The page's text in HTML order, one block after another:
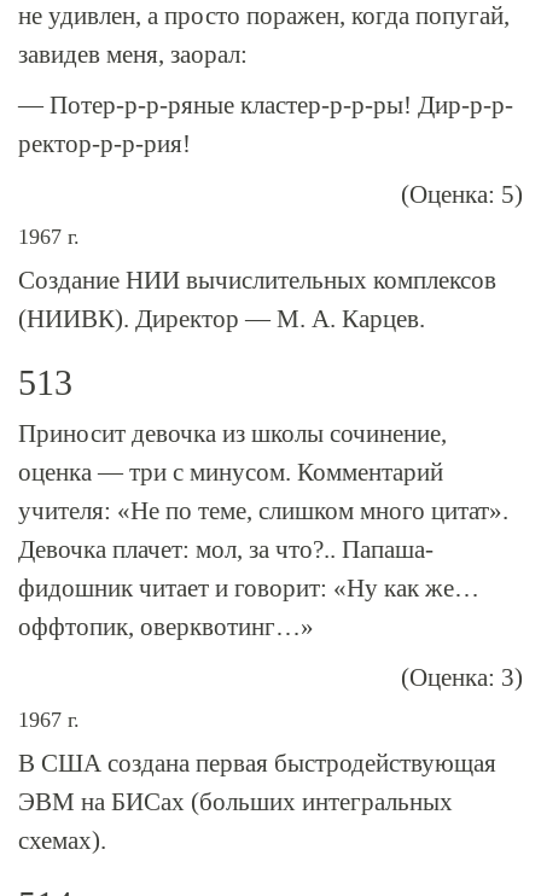
не удивлен, а просто поражен, когда попугай,
завидев меня, заорал:
— Потер-р-р-ряные кластер-р-р-ры! Дир-р-р-
ректор-р-р-рия!
(Оценка: 5)
1967 г.
Создание НИИ вычислительных комплексов
(НИИВК). Директор — М. А. Карцев.
513
Приносит девочка из школы сочинение,
оценка — три с минусом. Комментарий
учителя: «Не по теме, слишком много цитат».
Девочка плачет: мол, за что?.. Папаша-
фидошник читает и говорит: «Ну как же…
оффтопик, оверквотинг…»
(Оценка: 3)
1967 г.
В США создана первая быстродействующая
ЭВМ на БИСах (больших интегральных
схемах).